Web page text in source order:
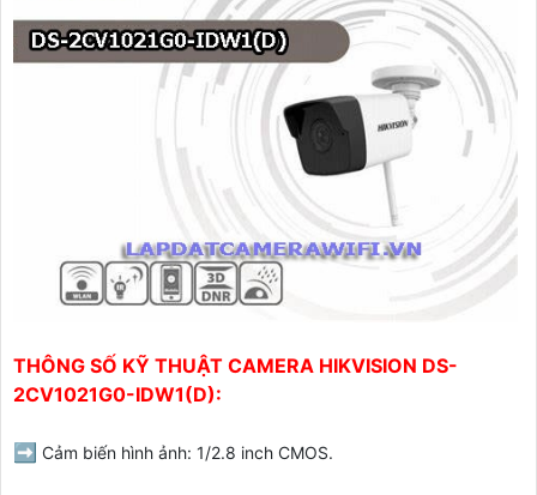
THÔNG SỐ KỸ THUẬT CAMERA HIKVISION DS-
2CV1021G0-IDW1(D):
➡️ Cảm biến hình ảnh: 1/2.8 inch CMOS.